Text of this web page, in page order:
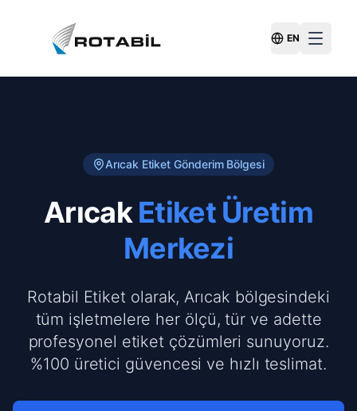
Switch
EN
Arıcak Etiket Gönderim Bölgesi
Arıcak Etiket Üretim
Merkezi
Rotabil Etiket olarak, Arıcak bölgesindeki
tüm işletmelere her ölçü, tür ve adette
profesyonel etiket çözümleri sunuyoruz.
%100 üretici güvencesi ve hızlı teslimat.